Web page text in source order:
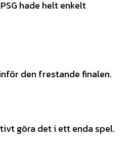
hade helt enkelt
den frestande finalen.
göra det i ett enda spel.